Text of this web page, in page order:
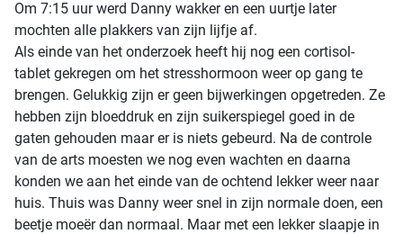
Om 7:15 uur werd Danny wakker en een uurtje later
mochten alle plakkers van zijn lijfje af.
Als einde van het onderzoek heeft hij nog een cortisol-
tablet gekregen om het stresshormoon weer op gang te
brengen. Gelukkig zijn er geen bijwerkingen opgetreden. Ze
hebben zijn bloeddruk en zijn suikerspiegel goed in de
gaten gehouden maar er is niets gebeurd. Na de controle
van de arts moesten we nog even wachten en daarna
konden we aan het einde van de ochtend lekker weer naar
huis. Thuis was Danny weer snel in zijn normale doen, een
beetje moeër dan normaal. Maar met een lekker slaapje in